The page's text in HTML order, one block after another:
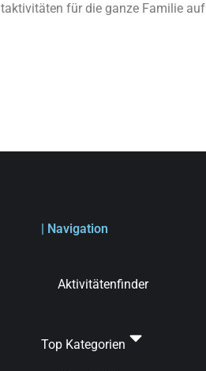
für die ganze Familie
| Navigation
Aktivitätenfinder
Top Kategorien